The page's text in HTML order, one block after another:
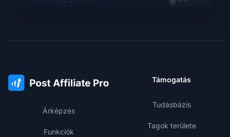
Árképzés
Funkciók
Támogatás
Tudásbázis
Tagok területe